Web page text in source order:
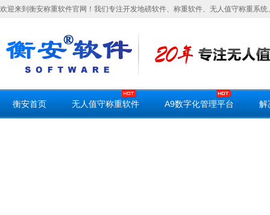
欢迎来到衡安称重软件官网！我们专注开发地磅软件、称重软件、无人值守称重系
衡安首页 无人值守称重软件 A9数字化管理平台 解